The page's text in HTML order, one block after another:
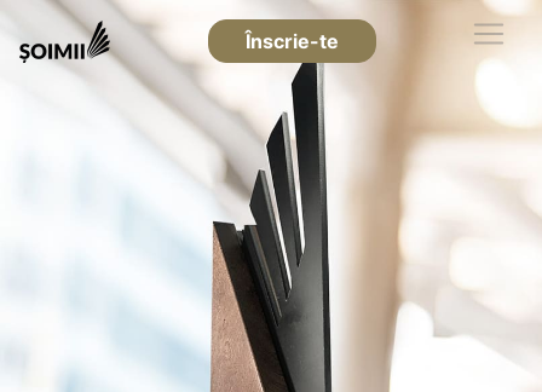
Înscrie-te